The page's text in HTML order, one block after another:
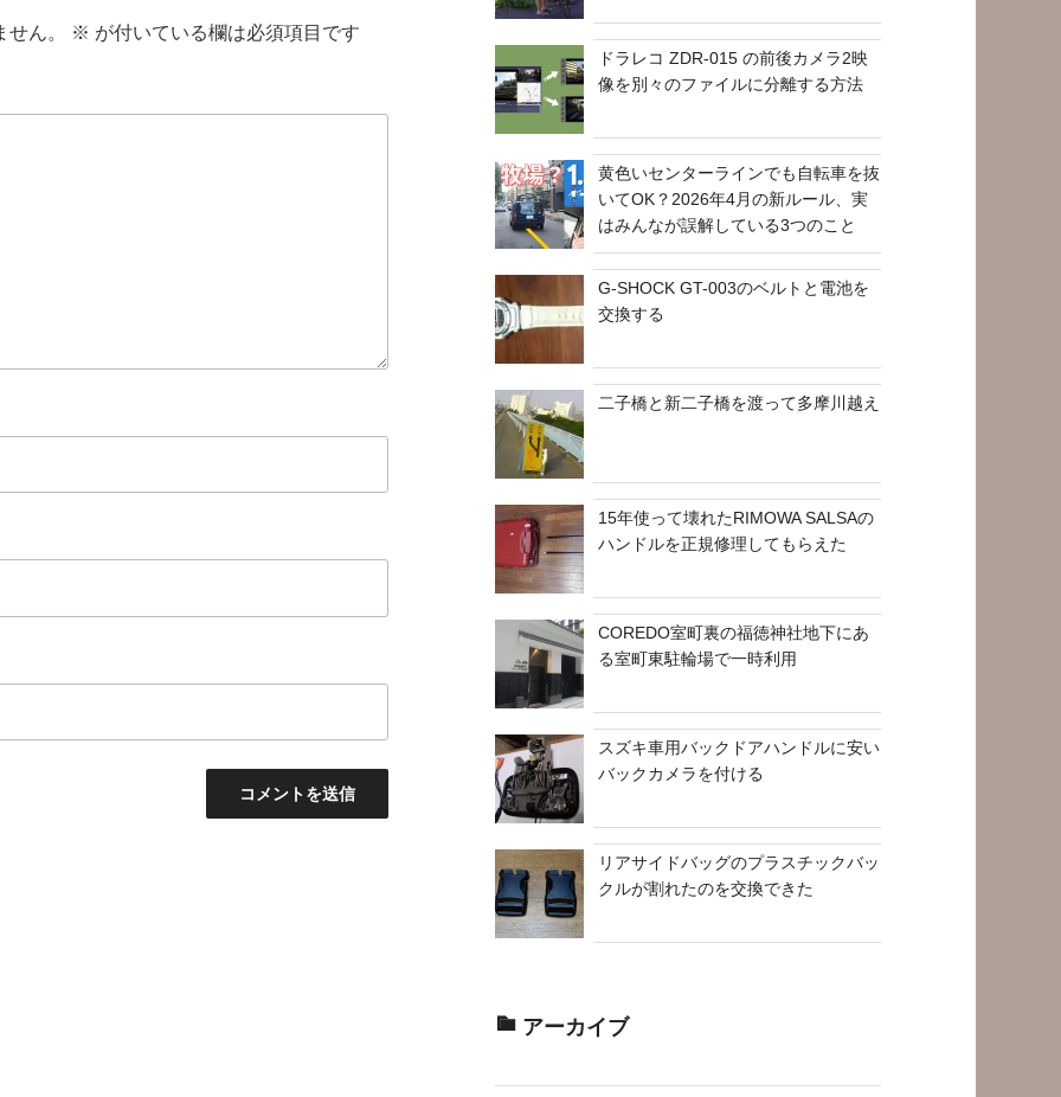
ん。 ※ が付いている欄は必須項目です
ドラレコ ZDR-015 の前後カメラ2映
像を別々のファイルに分離する方法
黄色いセンターラインでも自転車を抜
いてOK？2026年4月の新ルール、実
はみんなが誤解している3つのこと
G-SHOCK GT-003のベルトと電池を
交換する
二子橋と新二子橋を渡って多摩川越え
15年使って壊れたRIMOWA SALSAの
ハンドルを正規修理してもらえた
COREDO室町裏の福徳神社地下にあ
る室町東駐輪場で一時利用
スズキ車用バックドアハンドルに安い
バックカメラを付ける
リアサイドバッグのプラスチックバッ
クルが割れたのを交換できた
アーカイブ